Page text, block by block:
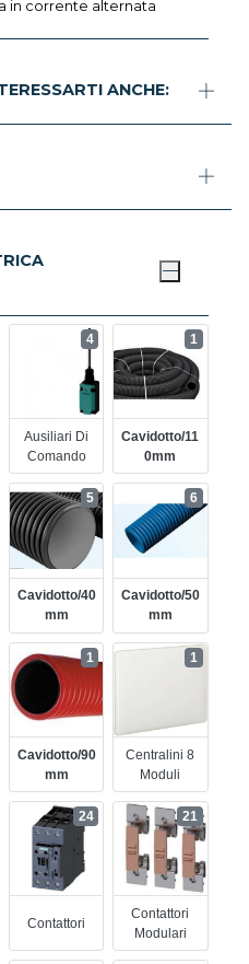
in corrente alternata
ANCHE:
Ausiliari Di
Comando
4
Cavidotto/11
0mm
1
Cavidotto/40
Mm
5
Cavidotto/50
Mm
6
Cavidotto/90
Mm
1
Centralini 8
Moduli
1
Contattori
24
Contattori
Modulari
21